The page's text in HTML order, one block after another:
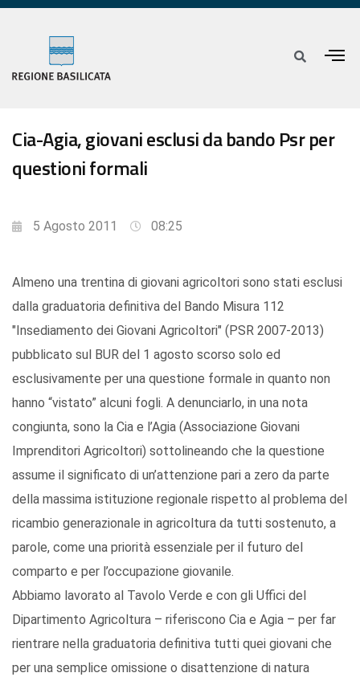
Cia-Agia, giovani esclusi da bando Psr per
questioni formali
5 Agosto 2011 08:25
Almeno una trentina di giovani agricoltori sono stati esclusi
dalla graduatoria definitiva del Bando Misura 112
"Insediamento dei Giovani Agricoltori" (PSR 2007-2013)
pubblicato sul BUR del 1 agosto scorso solo ed
esclusivamente per una questione formale in quanto non
hanno “vistato” alcuni fogli. A denunciarlo, in una nota
congiunta, sono la Cia e l’Agia (Associazione Giovani
Imprenditori Agricoltori) sottolineando che la questione
assume il significato di un’attenzione pari a zero da parte
della massima istituzione regionale rispetto al problema del
ricambio generazionale in agricoltura da tutti sostenuto, a
parole, come una priorità essenziale per il futuro del
comparto e per l’occupazione giovanile.
Abbiamo lavorato al Tavolo Verde e con gli Uffici del
Dipartimento Agricoltura – riferiscono Cia e Agia – per far
rientrare nella graduatoria definitiva tutti quei giovani che
per una semplice omissione o disattenzione di natura